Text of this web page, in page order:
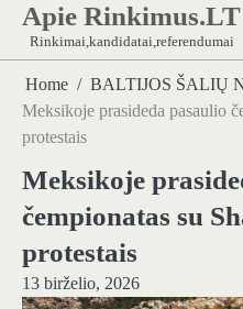
Skip
content
Apie Rinkimus.LT
Rinkimai,kandidatai,referendumai
Home
BALTIJOS ŠALIŲ
Meksikoje prasideda pasaulio
protestais
Meksikoje
čempionatas su
protestais
13 birželio, 2026